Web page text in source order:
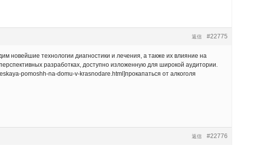
#22775
返信
новейшие технологии диагностики и лечения, а также их влияние на
разработках, доступно изложенную для широкой аудитории.
pomoshh-na-domu-v-krasnodare.html]прокапаться от алкоголя
#22776
返信